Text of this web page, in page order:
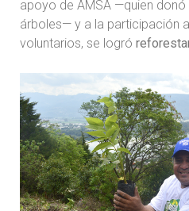
apoyo de AMSA —quien
árboles— y a la participación
voluntarios, se logró